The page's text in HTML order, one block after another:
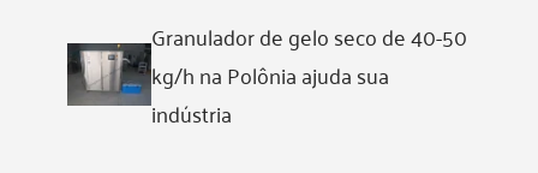
Granulador de gelo seco de 40-50
kg/h na Polônia ajuda sua
indústria